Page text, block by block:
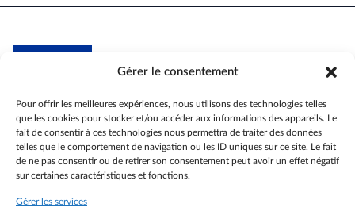
Gérer le consentement
Pour offrir les meilleures expériences, nous utilisons des technologies telles
que les cookies pour stocker et/ou accéder aux informations des appareils. Le
fait de consentir à ces technologies nous permettra de traiter des données
telles que le comportement de navigation ou les ID uniques sur ce site. Le fait
de ne pas consentir ou de retirer son consentement peut avoir un effet négatif
sur certaines caractéristiques et fonctions.
Gérer les services
Association internationale des anciens
Actualités
Espace membres
Coin des aidants
Contactez-nous